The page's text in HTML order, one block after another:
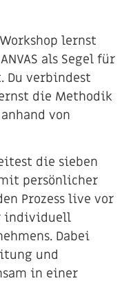
lernst
als Segel für
Du verbindest
die Methodik
von
die sieben
persönlicher
Prozess live vor
individuell
Dabei
und
in einer